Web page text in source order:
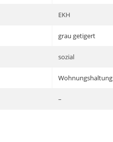
EKH
grau getigert
sozial
Wohnungshaltung
–